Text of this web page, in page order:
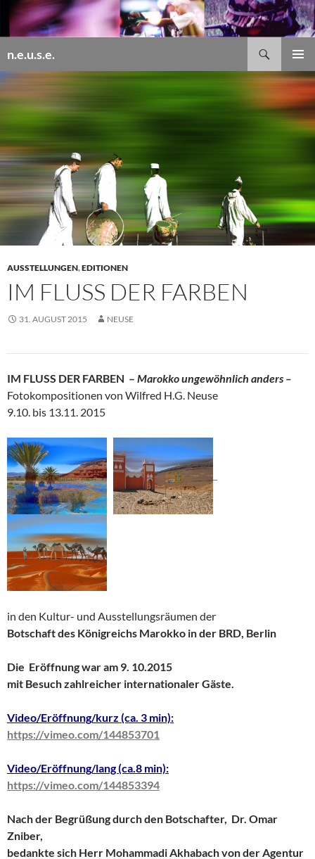
Zum
Inhalt
springen
n.e.u.s.e.
MENÜ
AUSSTELLUNGEN,EDITIONEN
IM FLUSS DER FARBEN
31. AUGUST 2015 NEUSE
IM FLUSS DER FARBEN – Marokko ungewöhnlich anders –
Fotokompositionen von Wilfred H.G. Neuse
9.10. bis 13.11. 2015
in den Kultur- und Ausstellungsräumen der
Botschaft des Königreichs Marokko in der BRD, Berlin
Die Eröffnung war am 9. 10.2015
mit Besuch zahlreicher internationaler Gäste.
Video/Eröffnung/kurz (ca. 3 min):
https://vimeo.com/144853701
Video/Eröffnung/lang (ca.8 min):
https://vimeo.com/144853394
Nach der Begrüßung durch den Botschafter, Dr. Omar
Zniber,
bedankte sich Herr Mohammadi Akhabach von der Agentur